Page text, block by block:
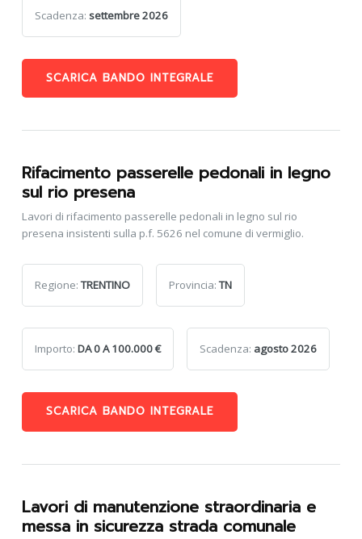
Scadenza: settembre 2026
SCARICA BANDO INTEGRALE
Rifacimento passerelle pedonali in legno
sul rio presena
Lavori di rifacimento passerelle pedonali in legno sul rio
presena insistenti sulla p.f. 5626 nel comune di vermiglio.
Regione:TRENTINO Provincia:TN
Importo: DA 0 A 100.000 € Scadenza: agosto 2026
SCARICA BANDO INTEGRALE
Lavori di manutenzione straordinaria e
messa in sicurezza strada comunale